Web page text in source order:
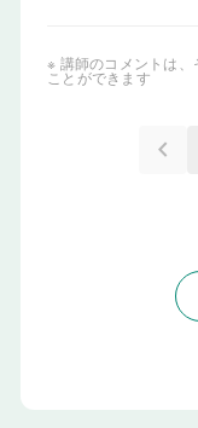
※ 講師のコメントは
ことができます
keyboard_arrow_left